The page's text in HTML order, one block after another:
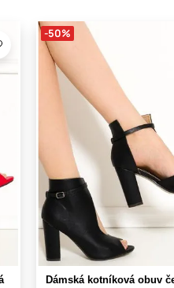
-50%
Dámská kotníková obuv